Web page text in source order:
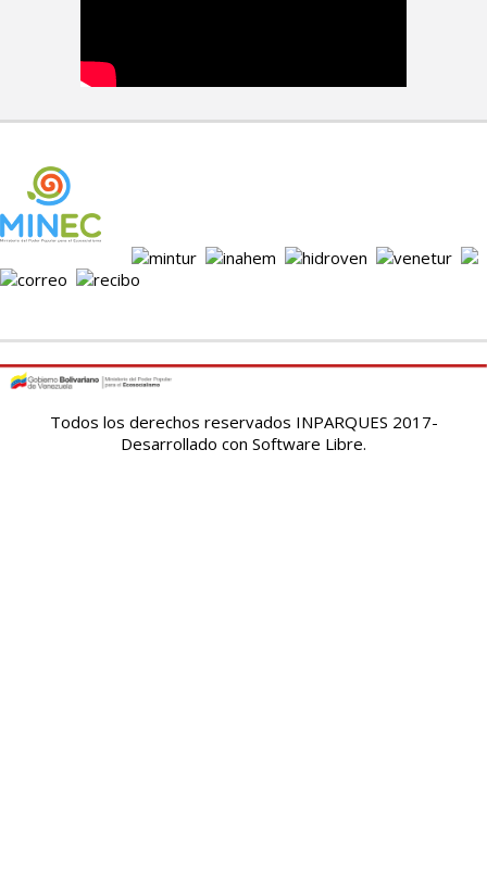
Todos los derechos reservados INPARQUES 2017-
Desarrollado con Software Libre.